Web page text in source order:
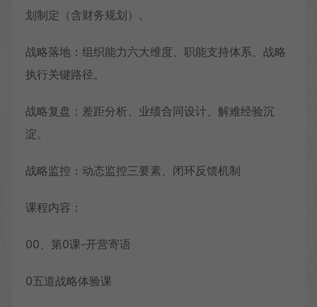
划制定（含财务规划）。
战略落地：组织能力六大维度、职能支持体系、战略
执行关键路径。
战略复盘：差距分析、业绩合同设计、解难经验沉
淀。
战略监控：动态监控三要素、闭环反馈机制
课程内容：
00、第0课-开营寄语
0五道战略体验课